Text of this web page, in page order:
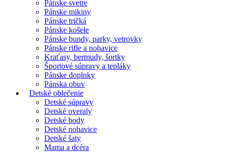
Pánske svetre
Pánske mikiny
Pánske tričká
Pánske košele
Pánske bundy, parky, vetrovky
Pánske rifle a nohavice
Kraťasy, bermudy, šortky
Športové súpravy a tepláky
Pánske doplnky
Pánska obuv
Detské oblečenie
Detské súpravy
Detské overaly
Detské body
Detské nohavice
Detské šaty
Mama a dcéra